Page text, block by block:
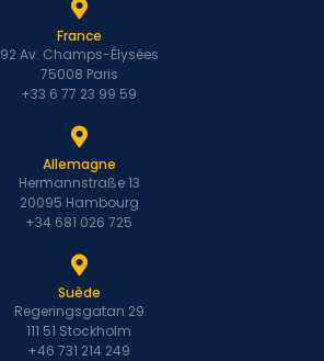
France
92 Av. Champs-Élysées
75008 Paris
+33 6 77 23 99 59
Allemagne
Hermannstraße 13
20095 Hambourg
+34 681 026 725
Suède
Regeringsgatan 29
111 51 Stockholm
+46 731 214 249